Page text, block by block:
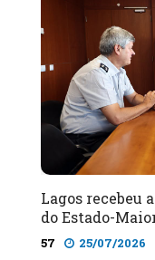
Lagos recebeu
do Estado-
57 25/07/2026